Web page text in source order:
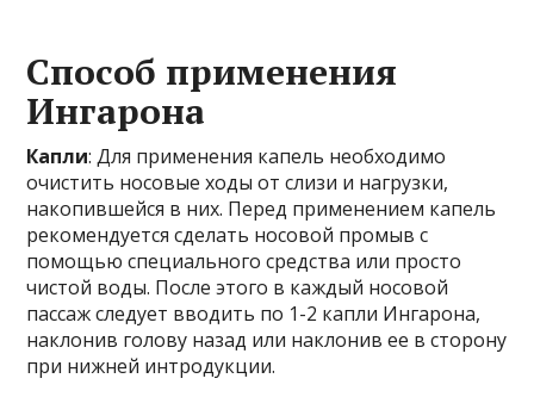
Способ применения
Ингарона
Капли: Для применения капель необходимо
очистить носовые ходы от слизи и нагрузки,
накопившейся в них. Перед применением капель
рекомендуется сделать носовой промыв с
помощью специального средства или просто
чистой воды. После этого в каждый носовой
пассаж следует вводить по 1-2 капли Ингарона,
наклонив голову назад или наклонив ее в сторону
при нижней интродукции.